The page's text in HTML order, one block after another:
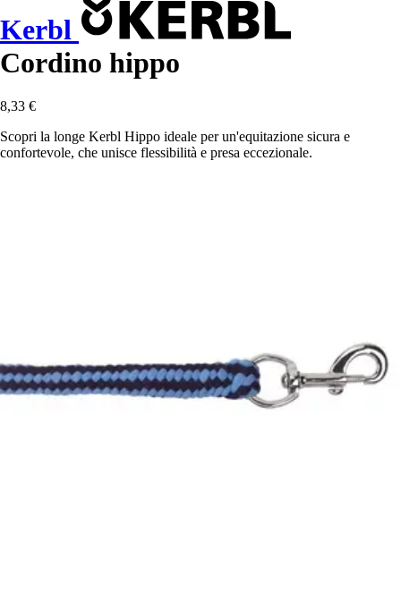
Kerbl
Cordino hippo
8,33 €
Scopri la longe Kerbl Hippo ideale per un'equitazione sicura e
confortevole, che unisce flessibilità e presa eccezionale.